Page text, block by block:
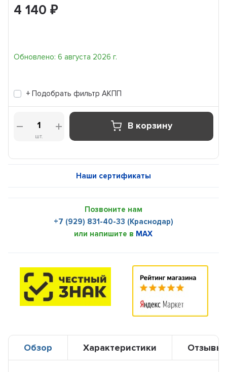
4 140₽
Обновлено: 6 августа 2026 г.
+ Подобрать фильтр АКПП
шт.
В корзину
Наши сертификаты
Позвоните нам
+7 (929) 831-40-33 (Краснодар)
или напишите в MAX
Обзор Характеристики Отзывы